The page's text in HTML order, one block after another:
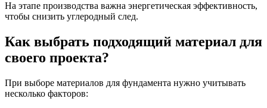
На этапе производства важна энергетическая эффективность,
чтобы снизить углеродный след.
Как выбрать подходящий материал для
своего проекта?
При выборе материалов для фундамента нужно учитывать
несколько факторов: